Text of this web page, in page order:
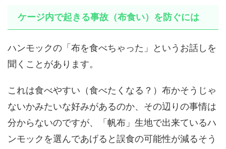
ケージ内で起きる事故（布食い）を防ぐには
ハンモックの「布を食べちゃった」というお話しを
聞くことがあります。
これは食べやすい（食べたくなる？）布かそうじゃ
ないかみたいな好みがあるのか、その辺りの事情は
分からないのですが、「帆布」生地で出来ているハ
ンモックを選んであげると誤食の可能性が減るそう